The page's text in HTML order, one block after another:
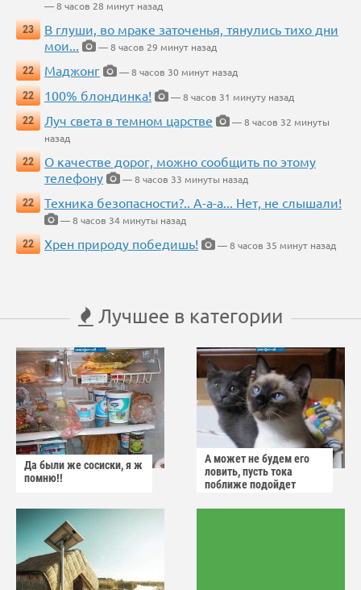
— 8 часов 28 минут назад
23
В глуши, во мраке заточенья, тянулись тихо дни
мои...
— 8 часов 29 минут назад
22
Маджонг
— 8 часов 30 минут назад
22
100% блондинка!
— 8 часов 31 минуту назад
22
Луч света в темном царстве
— 8 часов 32 минуты
назад
22
О качестве дорог, можно сообщить по этому
телефону
— 8 часов 33 минуты назад
22
Техника безопасности?.. А-а-а... Нет, не слышали!
— 8 часов 34 минуты назад
22
Хрен природу победишь! — 8 часов 35 минут назад
Лучшее в категории
Да были же сосиски, я ж
помню!!
А может не будем его
ловить, пусть тока
поближе подойдет